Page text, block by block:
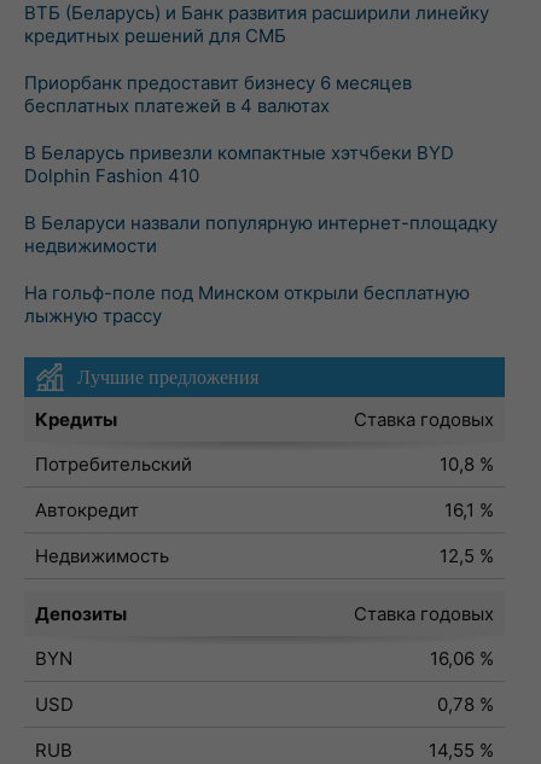
ВТБ (Беларусь) и Банк развития расширили линейку
кредитных решений для СМБ
Приорбанк предоставит бизнесу 6 месяцев
бесплатных платежей в 4 валютах
В Беларусь привезли компактные хэтчбеки BYD
Dolphin Fashion 410
В Беларуси назвали популярную интернет-площадку
недвижимости
На гольф-поле под Минском открыли бесплатную
лыжную трассу
Лучшие предложения
Кредиты
Ставка годовых
Потребительский
10,8 %
Автокредит
16,1 %
Недвижимость
12,5 %
Депозиты
Ставка годовых
BYN
16,06 %
USD
0,78 %
RUB
14,55 %